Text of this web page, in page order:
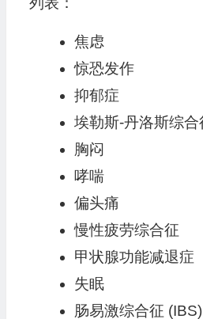
焦虑
惊恐发作
抑郁症
埃勒斯-丹洛斯综合
胸闷
哮喘
偏头痛
慢性疲劳综合征
甲状腺功能减退症
失眠
肠易激综合征 (IBS)